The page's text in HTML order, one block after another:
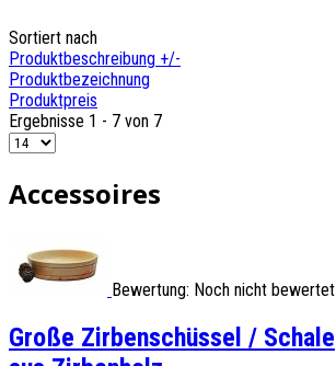
Sortiert nach
Produktbeschreibung +/-
Produktbezeichnung
Produktpreis
Ergebnisse 1 - 7 von 7
Accessoires
Bewertung: Noch nicht bewertet
Große Zirbenschüssel / Schale